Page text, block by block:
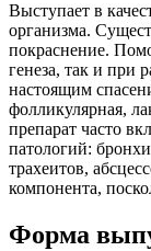
Выступает в
организма.
покраснение.
генеза, так и при
настоящим
фолликулярная,
препарат часто
патологий:
трахеитов,
компонента,
Форма